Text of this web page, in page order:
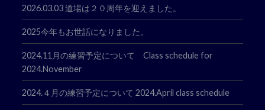
2026.03.03 道場は２０周年を迎えました。
2025今年もお世話になりました。
2024.11月の練習予定について Class schedule for
2024.November
2024.４月の練習予定について 2024.April class schedule